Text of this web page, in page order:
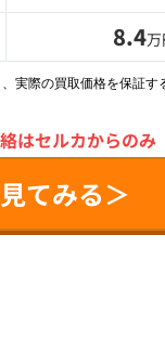
8.4万
際の買取価格を保証す
はセルカからのみ
てみる＞